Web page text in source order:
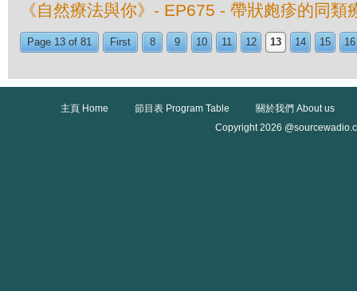
《自然療法與你》- EP675 - 帶狀皰疹的同類
Page 13 of 81 First 8 9 10 11 12 13 14 15 16
主頁 Home 節目表 Program Table
關於我們 About us
Copyright 2026